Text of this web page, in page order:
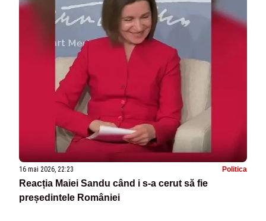
16 mai 2026, 22:23 Politica
Reacția Maiei Sandu când i s-a cerut să fie
președintele României